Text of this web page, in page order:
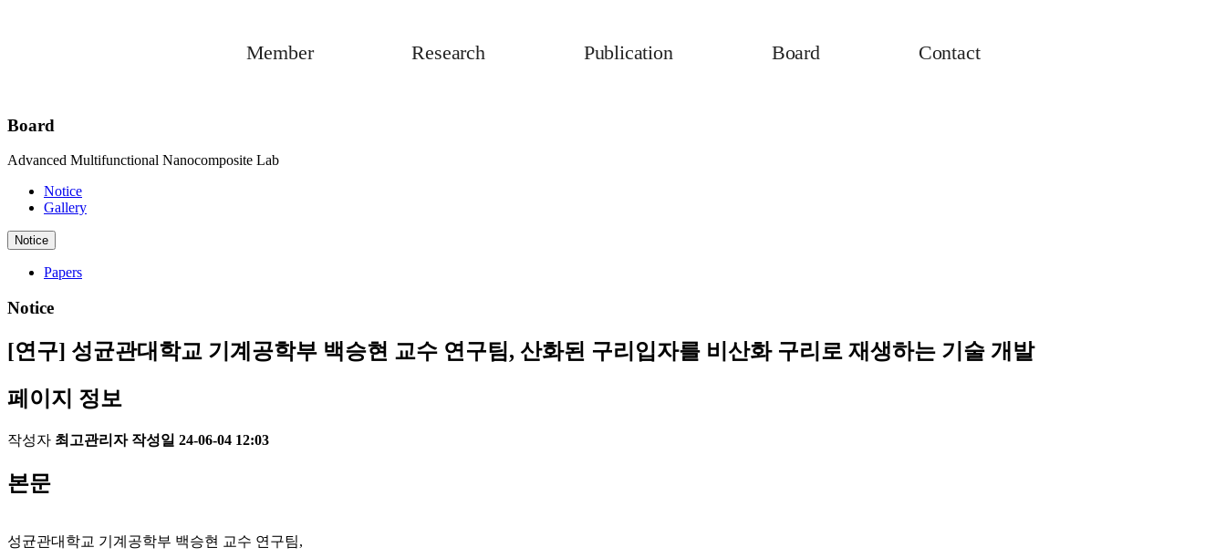
Member Research Publication Board Contact
Board
Advanced Multifunctional Nanocomposite Lab
Notice
Gallery
Notice
Papers
Notice
[연구] 성균관대학교 기계공학부 백승현 교수 연구팀, 산화된 구리입자를 비산화 구리로 재생하는 기술 개발
페이지 정보
작성자 최고관리자 작성일 24-06-04 12:03
본문
성균관대학교 기계공학부 백승현 교수 연구팀,